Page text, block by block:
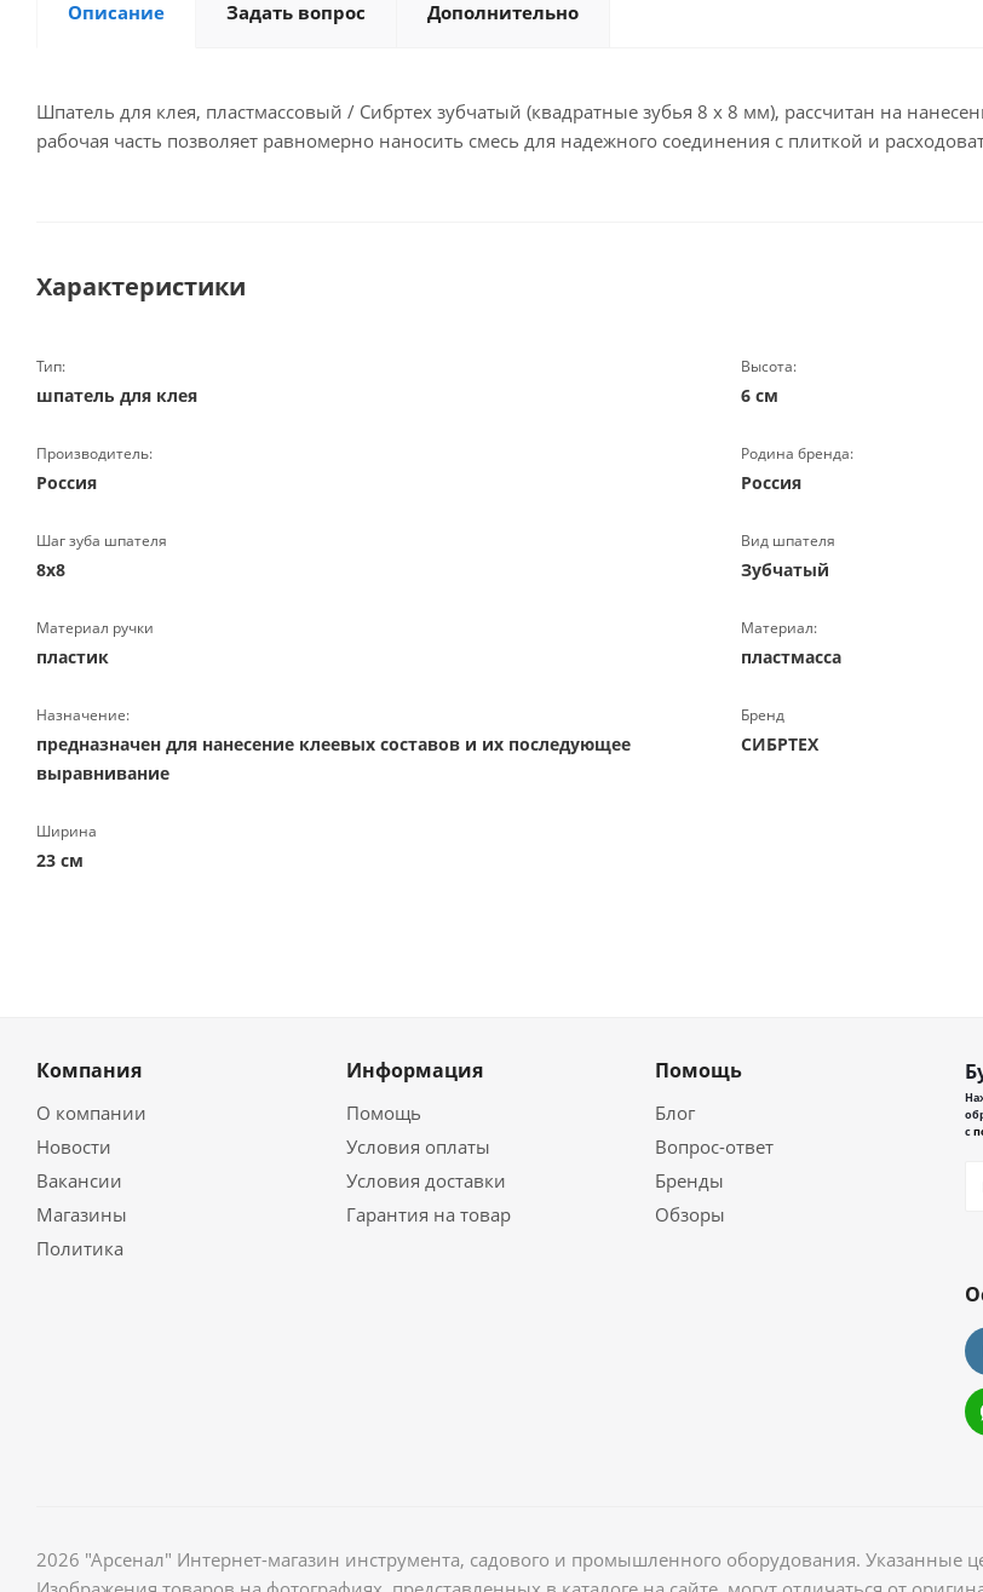
Описание Задать вопрос Дополнительно
Шпатель для клея, пластмассовый / Сибртех зубчатый (квадратные зубья 8 х 8 мм), рассчитан на
рабочая часть позволяет равномерно наносить смесь для надежного соединения с плиткой и
Характеристики
Тип:
шпатель для клея
Высота:
6 см
Производитель:
Россия
Родина бренда:
Россия
Шаг зуба шпателя
8х8
Вид шпателя
Зубчатый
Материал ручки
пластик
Материал:
пластмасса
Назначение:
предназначен для нанесение клеевых составов и их последующее
выравнивание
Бренд
СИБРТЕХ
Ширина
23 см
Компания
О компании
Новости
Вакансии
Магазины
Политика
Информация
Помощь
Условия оплаты
Условия доставки
Гарантия на товар
Помощь
Блог
Вопрос-ответ
Бренды
Обзоры
с
2026 "Арсенал" Интернет-магазин инструмента, садового и промышленного оборудования.